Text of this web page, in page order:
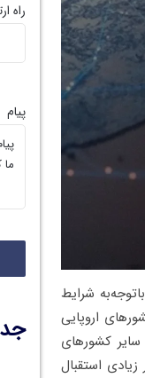
شرایط
اروپایی
کشورهای
استقبال
راه
پیام